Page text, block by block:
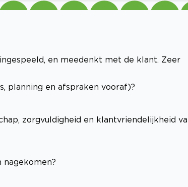
en meedenkt met de klant. Zeer
planning en afspraken vooraf)?
zorgvuldigheid en klantvriendelijkheid